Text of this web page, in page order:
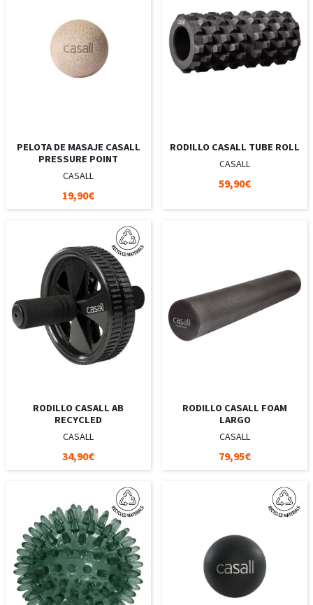
PELOTA DE MASAJE CASALL
PRESSURE POINT
CASALL
19,90€
RODILLO CASALL TUBE ROLL
CASALL
59,90€
RODILLO CASALL AB
RECYCLED
CASALL
34,90€
RODILLO CASALL FOAM
LARGO
CASALL
79,95€